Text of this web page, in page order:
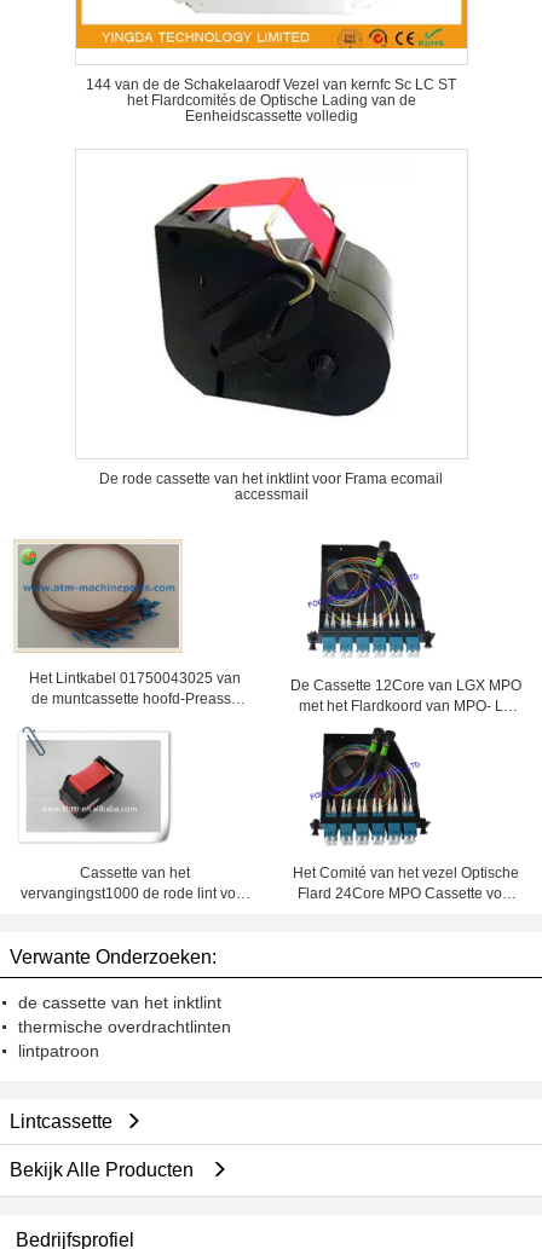
144 van de de Schakelaarodf Vezel van kernfc Sc LC ST
het Flardcomités de Optische Lading van de
Eenheidscassette volledig
De rode cassette van het inktlint voor Frama ecomail
accessmail
Het Lintkabel 01750043025 van
de muntcassette hoofd-Preassy
Kabelcontante geld
De Cassette 12Core van LGX MPO
met het Flardkoord van MPO- LC
voor Vezeltelecommunicatie
Cassette van het
vervangingst1000 de rode lint voor
Het Comité van het vezel Optische
Flard 24Core MPO Cassette voor
Verwante Onderzoeken:
de cassette van het inktlint
thermische overdrachtlinten
lintpatroon
Lintcassette
Bekijk Alle Producten
Bedrijfsprofiel